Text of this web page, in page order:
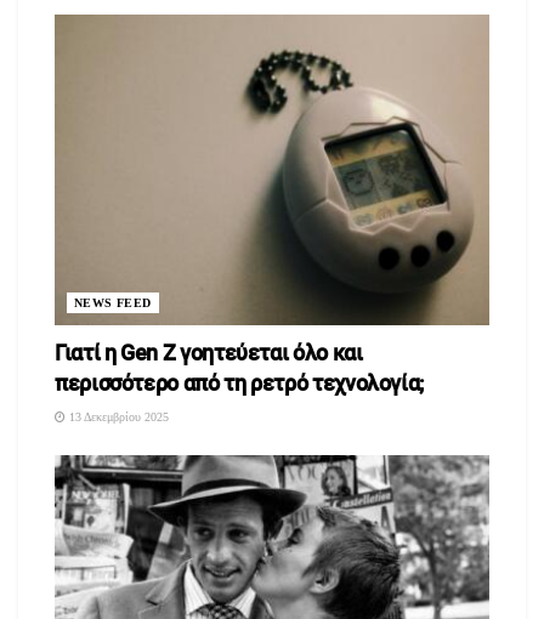
NEWS FEED
Γιατί η Gen Z γοητεύεται όλο και
περισσότερο από τη ρετρό τεχνολογία;
13 Δεκεμβρίου 2025